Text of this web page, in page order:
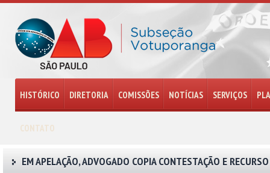
HISTÓRICO DIRETORIA COMISSÕES NOTÍCIAS SERVIÇOS
CONTATO
EM APELAÇÃO, ADVOGADO COPIA CONTESTAÇÃO E